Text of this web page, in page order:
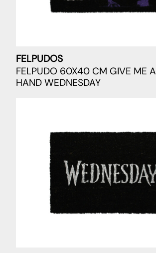
FELPUDOS
FELPUDO 60X40 CM GIVE ME A
HAND WEDNESDAY